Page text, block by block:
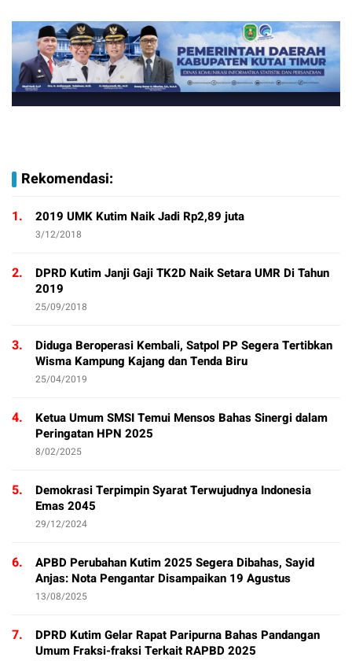
Rekomendasi:
1. 2019 UMK Kutim Naik Jadi Rp2,89 juta
3/12/2018
2.
DPRD Kutim Janji Gaji TK2D Naik Setara UMR Di Tahun
2019
25/09/2018
3.
Diduga Beroperasi Kembali, Satpol PP Segera Tertibkan
Wisma Kampung Kajang dan Tenda Biru
25/04/2019
4.
Ketua Umum SMSI Temui Mensos Bahas Sinergi dalam
Peringatan HPN 2025
8/02/2025
5.
Demokrasi Terpimpin Syarat Terwujudnya Indonesia
Emas 2045
29/12/2024
6.
APBD Perubahan Kutim 2025 Segera Dibahas, Sayid
Anjas: Nota Pengantar Disampaikan 19 Agustus
13/08/2025
7.
DPRD Kutim Gelar Rapat Paripurna Bahas Pandangan
Umum Fraksi-fraksi Terkait RAPBD 2025